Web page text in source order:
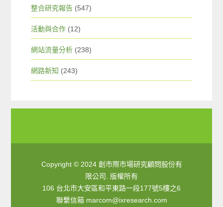
整合研究報告 (547)
活動與合作 (12)
網站流量分析 (238)
網路新知 (243)
Copyright © 2024 創市際市場研究顧問股份有
限公司. 版權所有
106 台北市大安區和平東路一段177號5樓之6
聯繫信箱 marcom@ixresearch.com